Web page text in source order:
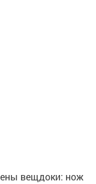
вещдоки: нож